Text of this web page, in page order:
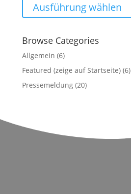
Ausführung wählen
Browse Categories
Allgemein (6)
Featured (zeige auf Startseite)(6)
Pressemeldung(20)